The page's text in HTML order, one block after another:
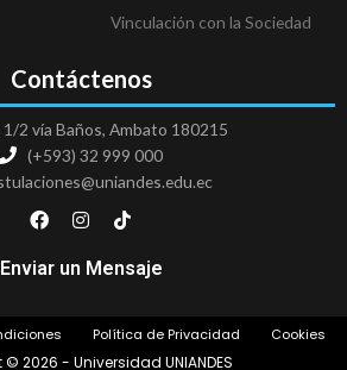
Vinculación con la Sociedad
Contáctenos
1/2 vía Baños, Ambato 180215
(+593) 32 999 000
F
a
e
o
k
I
n
t
r
m
T
i
t
Enviar un Mensaje
2026 - Universidad UNIANDES
Política de Privacidad Cookies